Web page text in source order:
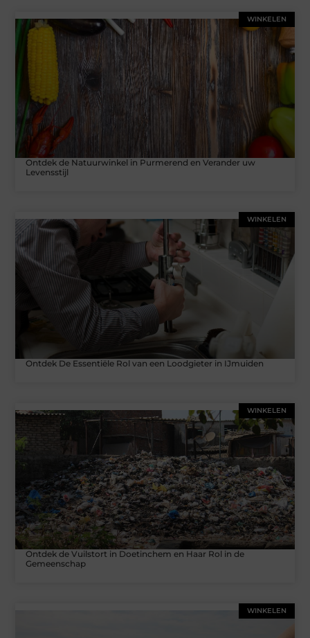
WINKELEN
Ontdek de Natuurwinkel in Purmerend en Verander uw
Levensstijl
WINKELEN
Ontdek De Essentiële Rol van een Loodgieter in IJmuiden
WINKELEN
Ontdek de Vuilstort in Doetinchem en Haar Rol in de
Gemeenschap
WINKELEN